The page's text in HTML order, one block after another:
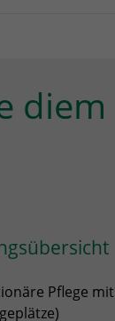
diem
Pflege